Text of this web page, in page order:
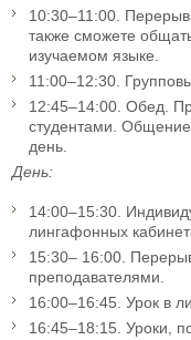
10:30–11:00.
также сможете
изучаемом языке.
11:00–12:30.
12:45–14:00. Обед.
студентами.
день.
День:
14:00–15:30.
лингафонных
15:30– 16:00.
преподавателями.
16:00–16:45. Урок в
16:45–18:15. Уроки,